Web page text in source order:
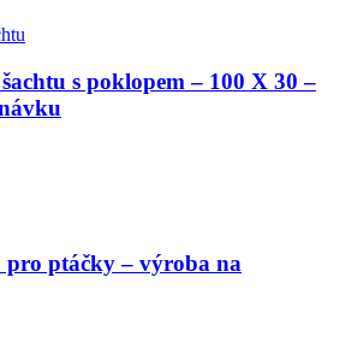
s poklopem – 100 X 30 –
ptáčky – výroba na